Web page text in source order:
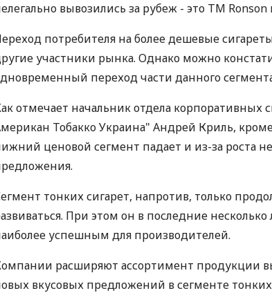
вывозились за рубеж - это ТМ Ronson
потребителя на более дешевые
участники рынка. Однако можно
переход части данного
отмечает начальник отдела корпоративных
Тобакко Украина" Андрей Криль,
ценовой сегмент падает и из-за роста
тонких сигарет, напротив, только
При этом он в последние несколько
успешным для производителей.
расширяют ассортимент продукции
вкусовых предложений в сегменте тонких